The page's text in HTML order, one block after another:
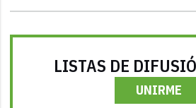
LISTAS DE
UNIRME